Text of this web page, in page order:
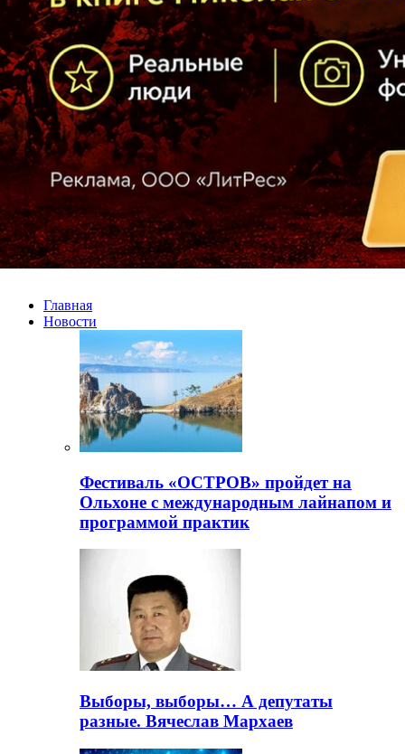
Главная
Новости
Фестиваль «ОСТРОВ» пройдет на
Ольхоне с международным лайнапом и
программой практик
Выборы, выборы… А депутаты
разные. Вячеслав Мархаев